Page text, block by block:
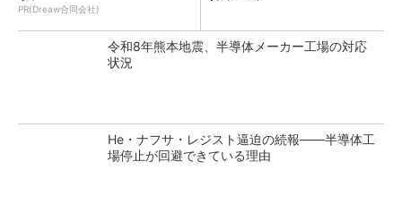
PR(Dreaw合同会社)
令和8年熊本地震、半導体メーカー工場の対応
状況
He・ナフサ・レジスト逼迫の続報――半導体工
場停止が回避できている理由